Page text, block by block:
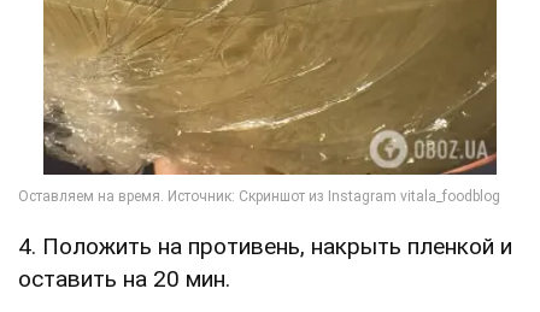
4. Положить на противень, накрыть пленкой и
оставить на 20 мин.